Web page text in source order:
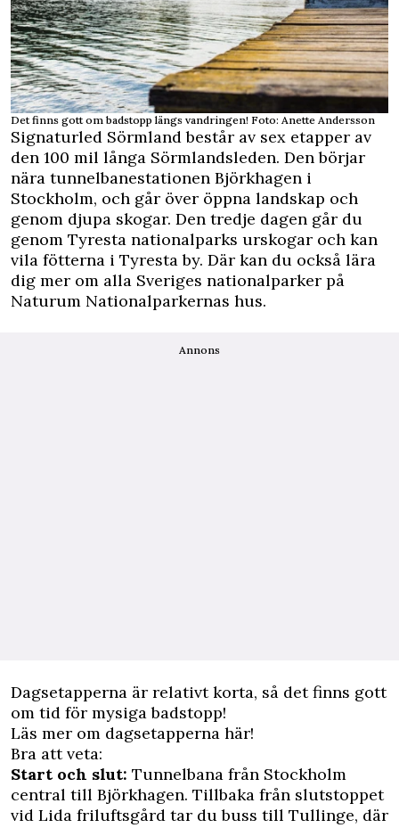
Det finns gott om badstopp längs vandringen! Foto: Anette Andersson
Signaturled Sörmland består av sex etapper av
den 100 mil långa Sörmlandsleden. Den börjar
nära tunnelbanestationen Björkhagen i
Stockholm, och går över öppna landskap och
genom djupa skogar. Den tredje dagen går du
genom Tyresta nationalparks urskogar och kan
vila fötterna i Tyresta by. Där kan du också lära
dig mer om alla Sveriges nationalparker på
Naturum Nationalparkernas hus.
Annons
Dagsetapperna är relativt korta, så det finns gott
om tid för mysiga badstopp!
Läs mer om dagsetapperna här!
Bra att veta:
Start och slut: Tunnelbana från Stockholm
central till Björkhagen. Tillbaka från slutstoppet
vid Lida friluftsgård tar du buss till Tullinge, där